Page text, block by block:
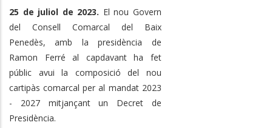
25 de juliol de 2023. El nou Govern
del Consell Comarcal del Baix
Penedès, amb la presidència de
Ramon Ferré al capdavant ha fet
públic avui la composició del nou
cartipàs comarcal per al mandat 2023
- 2027 mitjançant un Decret de
Presidència.